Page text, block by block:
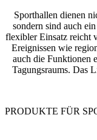
Sporthallen dienen
sondern sind auch
flexibler Einsatz reicht
Ereignissen wie
auch die Funktionen
Tagungsraums. Das
PRODUKTE FÜR